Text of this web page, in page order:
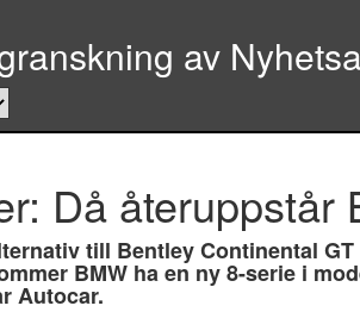
av
Då återuppstår
till Bentley Continental
BMW ha en ny 8-serie i
Autocar.